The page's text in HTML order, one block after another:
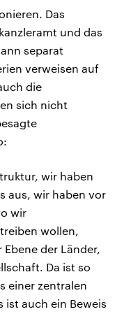
Das
und das
separat
verweisen auf
die
sich nicht
wir haben
aus, wir haben vor
wir
wollen,
der Länder,
Da ist so
einer zentralen
auch ein Beweis